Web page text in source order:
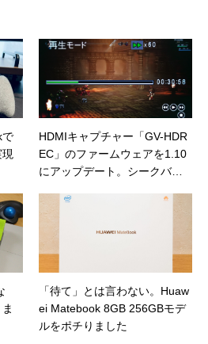
で
現
HDMIキャプチャー「GV-HDR
EC」のファームウェアを1.10
にアップデート。シークバー
いた点が改善
「待て」とは言わない。Huaw
ei Matebook 8GB 256GBモデ
ルをポチりました